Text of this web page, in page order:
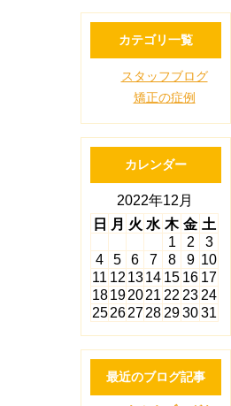
カテゴリ一覧
スタッフブログ
矯正の症例
カレンダー
2022年12月
日
月 火 水 木 金 土
1
2
3
4
5 6 7 8 9 10
11 12 13 14 15 16 17
18 19 20 21 22 23 24
25 26 27 28 293031
最近のブログ記事